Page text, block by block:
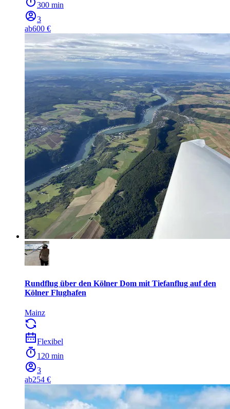
300 min
3
ab600 €
Rundflug über den Kölner Dom mit Tiefanflug auf den
Kölner Flughafen
Mainz
Flexibel
120 min
3
ab254 €